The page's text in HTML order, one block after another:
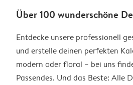
Über 100 wunderschöne
Entdecke unsere professionell
und erstelle deinen perfekten
modern oder floral – bei uns
Passendes. Und das Beste: Alle